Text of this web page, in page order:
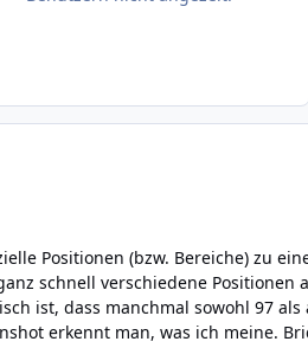
verschiedene Positionen an (so
ist, dass manchmal sowohl 97
Brick Viewer sagt mir, dass eine Kalibrierung